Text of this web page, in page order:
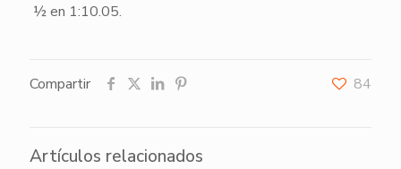
½ en 1:10.05.
Compartir 84
Artículos relacionados